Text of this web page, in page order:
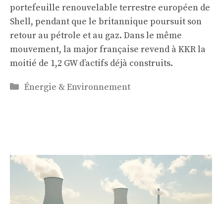
portefeuille renouvelable terrestre européen de
Shell, pendant que le britannique poursuit son
retour au pétrole et au gaz. Dans le même
mouvement, la major française revend à KKR la
moitié de 1,2 GW d’actifs déjà construits.
Catégories
Énergie & Environnement